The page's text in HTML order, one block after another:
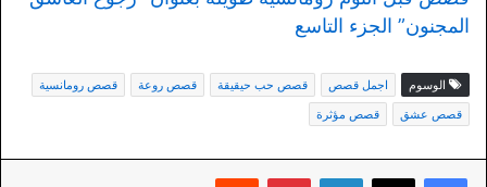
المجنون” الجزء التاسع
الوسوم اجمل قصص قصص حب حيقيقة قصص روعة
قصص رومانسية
قصص عشق
قصص مؤثرة
لينكدإن بينتيريست